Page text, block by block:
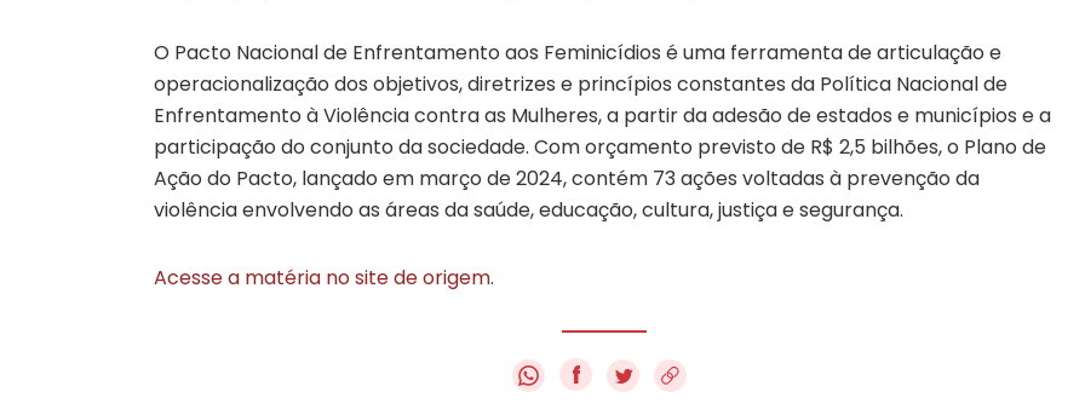
O Pacto Nacional de Enfrentamento aos Feminicídios é uma ferramenta de articulação e
operacionalização dos objetivos, diretrizes e princípios constantes da Política Nacional de
Enfrentamento à Violência contra as Mulheres, a partir da adesão de estados e municípios e a
participação do conjunto da sociedade. Com orçamento previsto de R$ 2,5 bilhões, o Plano de
Ação do Pacto, lançado em março de 2024, contém 73 ações voltadas à prevenção da
violência envolvendo as áreas da saúde, educação, cultura, justiça e segurança.
Acesse a matéria no site de origem.
f